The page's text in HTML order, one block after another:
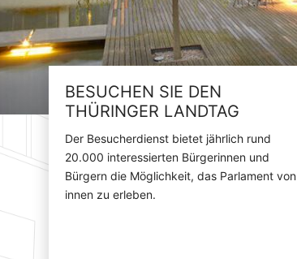
BESUCHEN SIE DEN
THÜRINGER LANDTAG
Der Besucherdienst bietet jährlich rund
20.000 interessierten Bürgerinnen und
Bürgern die Möglichkeit, das Parlament von
innen zu erleben.